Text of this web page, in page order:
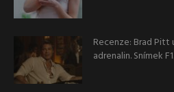
Recenze: Brad
adrenalin. Snímek